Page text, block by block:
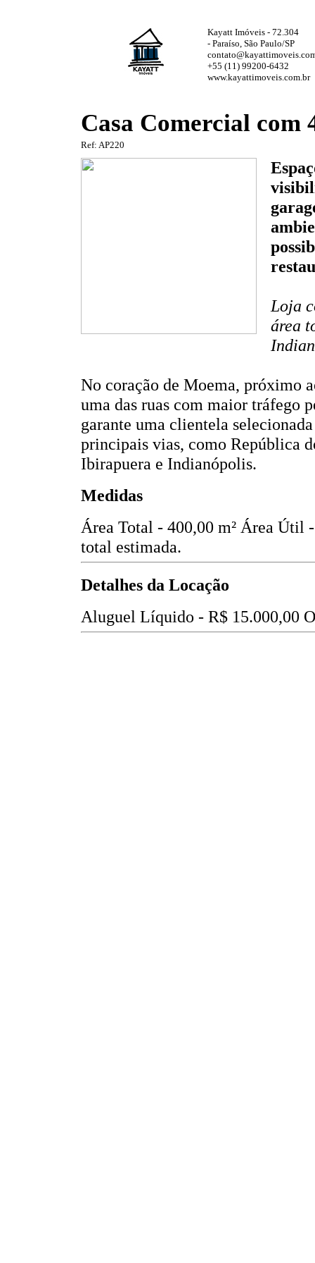
Kayatt Imóveis - 72.304
- Paraíso, São Paulo/SP
+55 (11) 99200-6432
www.kayattimoveis.com.br
Casa Comercial com
Ref: AP220
Loja
área
No coração de Moema, próximo
uma das ruas com maior tráfego
garante uma clientela
principais vias, como República
Ibirapuera e Indianópolis.
Medidas
Área Total - 400,00 m² Área Útil
total estimada.
Detalhes da Locação
Aluguel Líquido - R$ 15.000,00